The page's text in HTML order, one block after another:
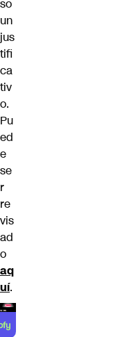
so
un
jus
tifi
ca
tiv
o.
Pu
ed
e
se
r
re
vis
ad
o
aq
uí.